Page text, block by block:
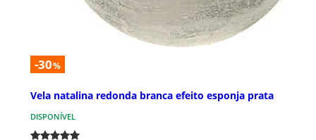
-30%
Vela natalina redonda branca efeito esponja prata
DISPONÍVEL